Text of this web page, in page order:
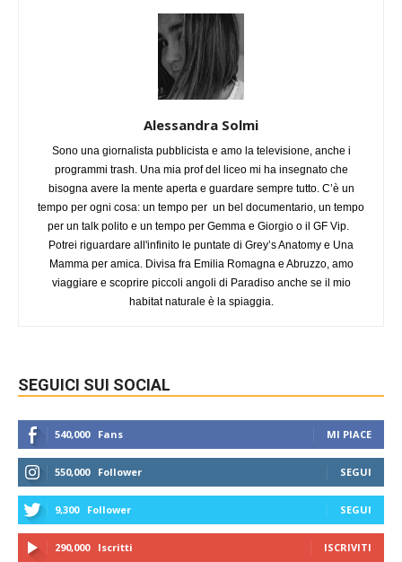
Alessandra Solmi
Sono una giornalista pubblicista e amo la televisione, anche i
programmi trash. Una mia prof del liceo mi ha insegnato che
bisogna avere la mente aperta e guardare sempre tutto. C’è un
tempo per ogni cosa: un tempo per un bel documentario, un tempo
per un talk polito e un tempo per Gemma e Giorgio o il GF Vip.
Potrei riguardare all'infinito le puntate di Grey’s Anatomy e Una
Mamma per amica. Divisa fra Emilia Romagna e Abruzzo, amo
viaggiare e scoprire piccoli angoli di Paradiso anche se il mio
habitat naturale è la spiaggia.
SEGUICI SUI SOCIAL
540,000 Fans MI PIACE
550,000 Follower SEGUI
9,300 Follower SEGUI
290,000 Iscritti ISCRIVITI